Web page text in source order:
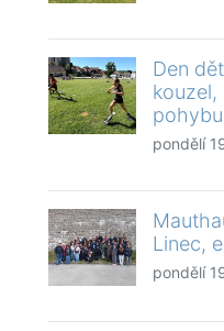
Den
kouzel,
pohybu
pondělí
Linec,
pondělí